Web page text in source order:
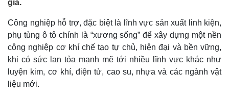
gia.
Công nghiệp hỗ trợ, đặc biệt là lĩnh vực sản xuất linh kiện,
phụ tùng ô tô chính là “xương sống” để xây dựng một nền
công nghiệp cơ khí chế tạo tự chủ, hiện đại và bền vững,
khi có sức lan tỏa mạnh mẽ tới nhiều lĩnh vực khác như
luyện kim, cơ khí, điện tử, cao su, nhựa và các ngành vật
liệu mới.